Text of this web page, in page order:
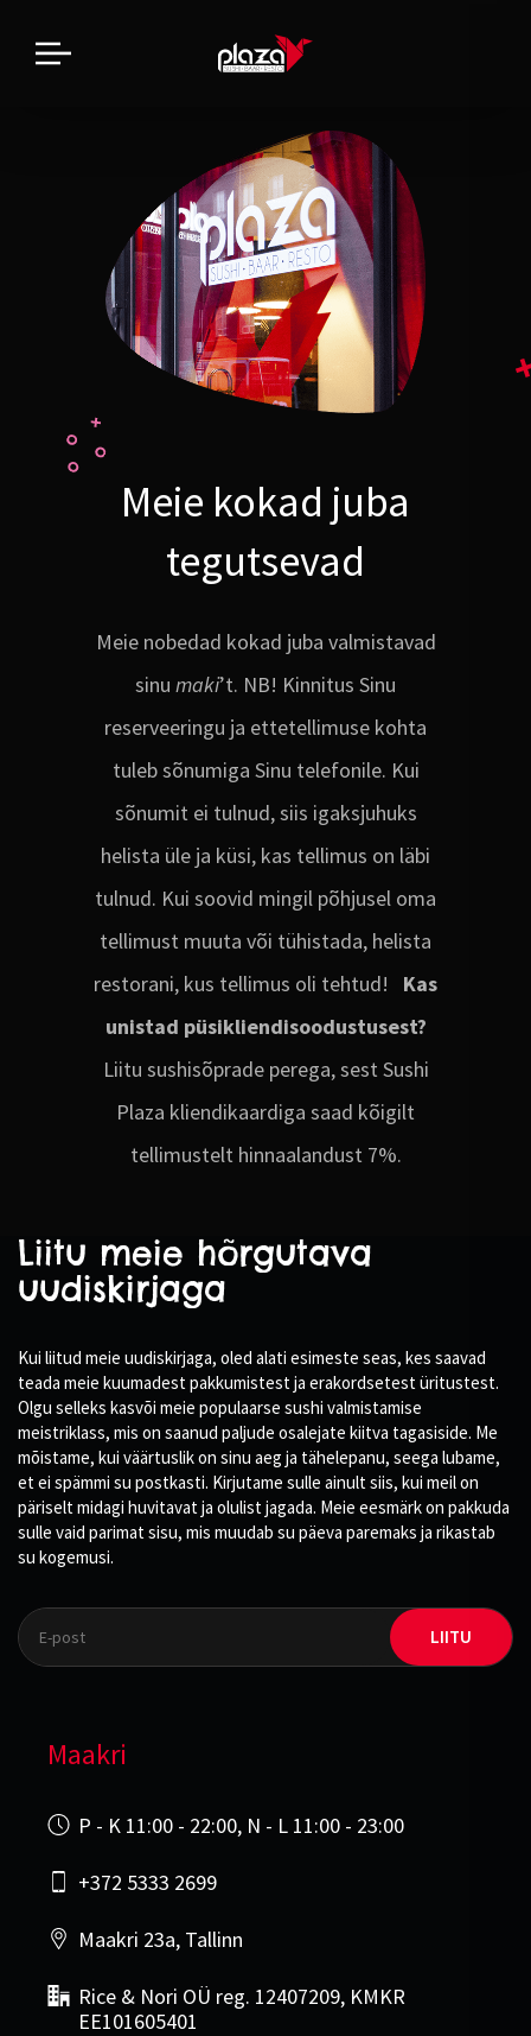
Meie kokad juba
tegutsevad
Meie nobedad kokad juba valmistavad
sinu maki’t. NB! Kinnitus Sinu
reserveeringu ja ettetellimuse kohta
tuleb sõnumiga Sinu telefonile. Kui
sõnumit ei tulnud, siis igaksjuhuks
helista üle ja küsi, kas tellimus on läbi
tulnud. Kui soovid mingil põhjusel oma
tellimust muuta või tühistada, helista
restorani, kus tellimus oli tehtud! Kas
unistad püsikliendisoodustusest?
Liitu sushisõprade perega, sest Sushi
Plaza kliendikaardiga saad kõigilt
tellimustelt hinnaalandust 7%.
Liitu meie hõrgutava
uudiskirjaga
Kui liitud meie uudiskirjaga, oled alati esimeste seas, kes saavad
teada meie kuumadest pakkumistest ja erakordsetest üritustest.
Olgu selleks kasvõi meie populaarse sushi valmistamise
meistriklass, mis on saanud paljude osalejate kiitva tagasiside. Me
mõistame, kui väärtuslik on sinu aeg ja tähelepanu, seega lubame,
et ei spämmi su postkasti. Kirjutame sulle ainult siis, kui meil on
päriselt midagi huvitavat ja olulist jagada. Meie eesmärk on pakkuda
sulle vaid parimat sisu, mis muudab su päeva paremaks ja rikastab
su kogemusi.
LIITU
Maakri
P - K 11:00 - 22:00, N - L 11:00 - 23:00
+372 5333 2699
Maakri 23a, Tallinn
Rice & Nori OÜ reg. 12407209, KMKR
EE101605401